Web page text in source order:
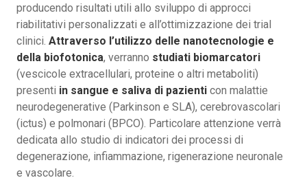
producendo risultati utili allo sviluppo di approcci
riabilitativi personalizzati e all’ottimizzazione dei trial
clinici. Attraverso l’utilizzo delle nanotecnologie e
della biofotonica, verranno studiati biomarcatori
(vescicole extracellulari, proteine o altri metaboliti)
presenti in sangue e saliva di pazienti con malattie
neurodegenerative (Parkinson e SLA), cerebrovascolari
(ictus) e polmonari (BPCO). Particolare attenzione verrà
dedicata allo studio di indicatori dei processi di
degenerazione, infiammazione, rigenerazione neuronale
e vascolare.